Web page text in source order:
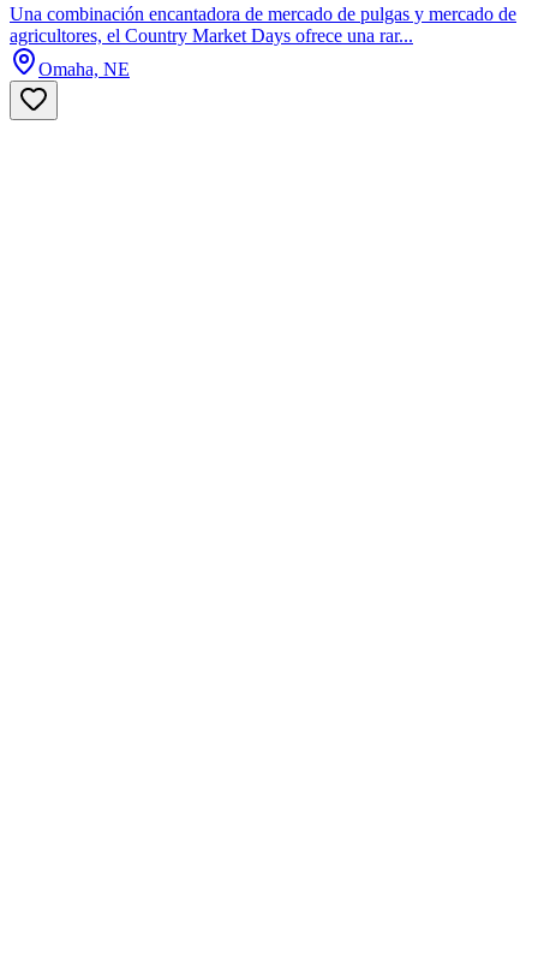
Una combinación encantadora de mercado de pulgas y mercado de
agricultores, el Country Market Days ofrece una rar...
Omaha, NE